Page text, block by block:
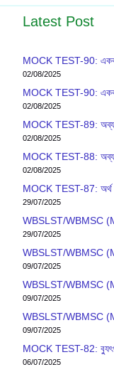
Latest Post
MOCK TEST-90:
02/08/2025
MOCK TEST-90:
02/08/2025
MOCK TEST-89:
02/08/2025
MOCK TEST-88:
02/08/2025
MOCK TEST-87: অর্থ
29/07/2025
WBSLST/WBMSC
29/07/2025
WBSLST/WBMSC
09/07/2025
WBSLST/WBMSC
09/07/2025
WBSLST/WBMSC
09/07/2025
MOCK TEST-82:
06/07/2025